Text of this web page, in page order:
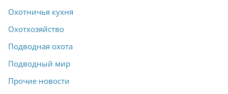
Охотничья кухня
Охотхозяйство
Подводная охота
Подводный мир
Прочие новости